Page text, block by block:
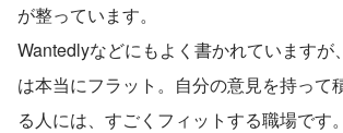
が整っています。
Wantedlyなどにもよく書かれていますが
は本当にフラット。自分の意見を持って
る人には、すごくフィットする職場です。